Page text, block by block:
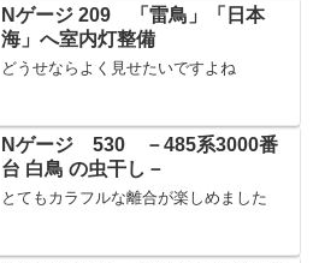
Nゲージ 209 「雷鳥」「日本
海」へ室内灯整備
どうせならよく見せたいですよね
Nゲージ 530 －485系3000番
台 白鳥 の虫干し－
とてもカラフルな離合が楽しめました